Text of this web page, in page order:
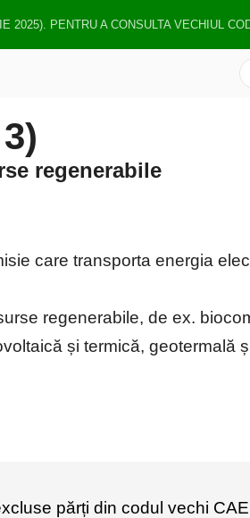
PENTRU A CONSULTA VECHIUL
regenerabile
care transporta energia
regenerabile, de ex.
și termică, geotermală
părți din codul vechi